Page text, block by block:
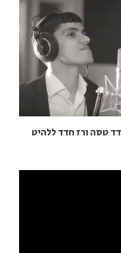
טסה ורז חדד ללהיט